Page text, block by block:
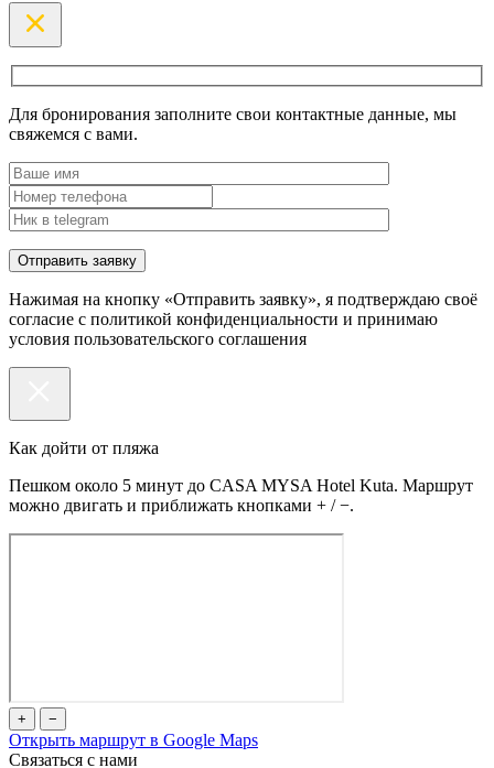
Для бронирования заполните свои контактные данные, мы
свяжемся с вами.
Нажимая на кнопку «Отправить заявку», я подтверждаю своё
согласие с политикой конфиденциальности и принимаю
условия пользовательского соглашения
Как дойти от пляжа
Пешком около 5 минут до CASA MYSA Hotel Kuta. Маршрут
можно двигать и приближать кнопками + / −.
+ −
Открыть маршрут в Google Maps
Связаться с нами